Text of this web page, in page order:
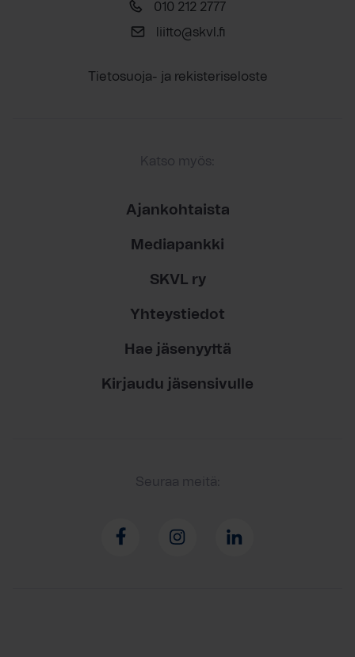
010 212 2777
liitto@skvl.fi
Tietosuoja- ja rekisteriseloste
Katso myös:
Ajankohtaista
Mediapankki
SKVL ry
Yhteystiedot
Hae jäsenyyttä
Kirjaudu jäsensivulle
Seuraa meitä: